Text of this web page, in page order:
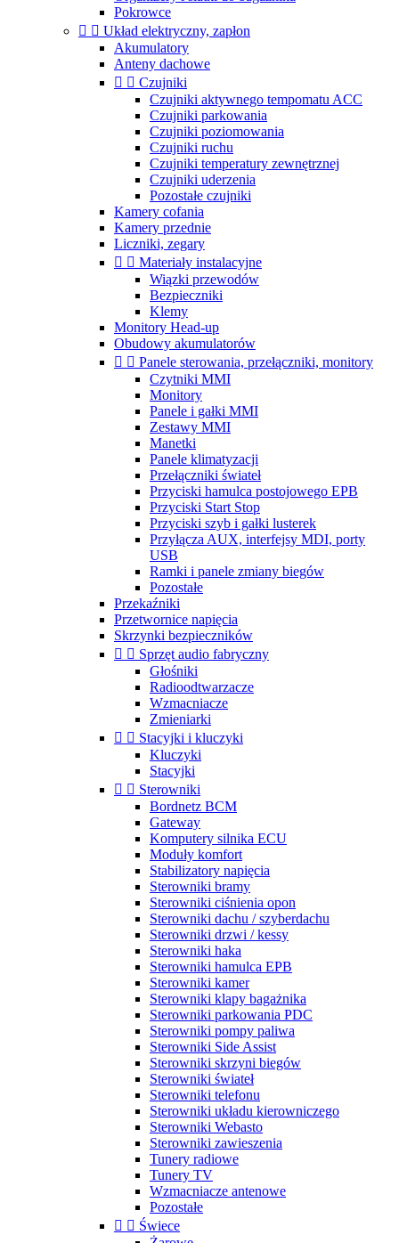
Pokrowce
  Układ elektryczny, zapłon
Akumulatory
Anteny dachowe
  Czujniki
Czujniki aktywnego tempomatu ACC
Czujniki parkowania
Czujniki poziomowania
Czujniki ruchu
Czujniki temperatury zewnętrznej
Czujniki uderzenia
Pozostałe czujniki
Kamery cofania
Kamery przednie
Liczniki, zegary
  Materiały instalacyjne
Wiązki przewodów
Bezpieczniki
Klemy
Monitory Head-up
Obudowy akumulatorów
  Panele sterowania, przełączniki, monitory
Czytniki MMI
Monitory
Panele i gałki MMI
Zestawy MMI
Manetki
Panele klimatyzacji
Przełączniki świateł
Przyciski hamulca postojowego EPB
Przyciski Start Stop
Przyciski szyb i gałki lusterek
Przyłącza AUX, interfejsy MDI, porty
USB
Ramki i panele zmiany biegów
Pozostałe
Przekaźniki
Przetwornice napięcia
Skrzynki bezpieczników
  Sprzęt audio fabryczny
Głośniki
Radioodtwarzacze
Wzmacniacze
Zmieniarki
  Stacyjki i kluczyki
Kluczyki
Stacyjki
  Sterowniki
Bordnetz BCM
Gateway
Komputery silnika ECU
Moduły komfort
Stabilizatory napięcia
Sterowniki bramy
Sterowniki ciśnienia opon
Sterowniki dachu / szyberdachu
Sterowniki drzwi / kessy
Sterowniki haka
Sterowniki hamulca EPB
Sterowniki kamer
Sterowniki klapy bagażnika
Sterowniki parkowania PDC
Sterowniki pompy paliwa
Sterowniki Side Assist
Sterowniki skrzyni biegów
Sterowniki świateł
Sterowniki telefonu
Sterowniki układu kierowniczego
Sterowniki Webasto
Sterowniki zawieszenia
Tunery radiowe
Tunery TV
Wzmacniacze antenowe
Pozostałe
  Świece